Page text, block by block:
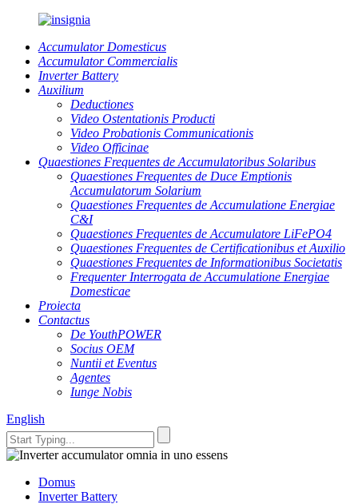
Accumulator Domesticus
Accumulator Commercialis
Inverter Battery
Auxilium
Deductiones
Video Ostentationis Producti
Video Probationis Communicationis
Video Officinae
Quaestiones Frequentes de Accumulatoribus Solaribus
Quaestiones Frequentes de Duce Emptionis
Accumulatorum Solarium
Quaestiones Frequentes de Accumulatione Energiae
C&I
Quaestiones Frequentes de Accumulatore LiFePO4
Quaestiones Frequentes de Certificationibus et Auxilio
Quaestiones Frequentes de Informationibus Societatis
Frequenter Interrogata de Accumulatione Energiae
Domesticae
Proiecta
Contactus
De YouthPOWER
Socius OEM
Nuntii et Eventus
Agentes
Iunge Nobis
English
Domus
Inverter Battery